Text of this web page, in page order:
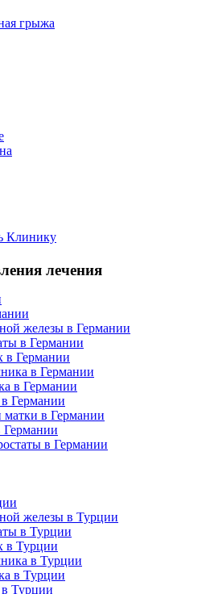
грыжа
Клинику
лечения
железы в Германии
в Германии
в Германии
в Германии
в Германии
Германии
в Германии
в Германии
железы в Турции
в Турции
в Турции
в Турции
в Турции
Турции